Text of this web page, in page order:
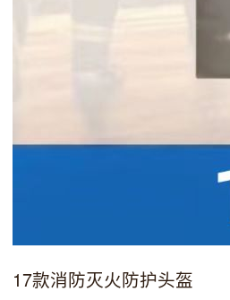
17款消防灭火防护头盔